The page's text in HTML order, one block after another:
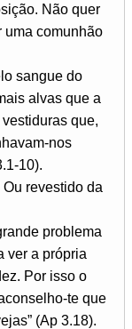
Não quer
uma comunhão
sangue do
alvas que a
que,
nos
10).
revestido da
problema
ver a própria
Por isso o
te que
(Ap 3.18).